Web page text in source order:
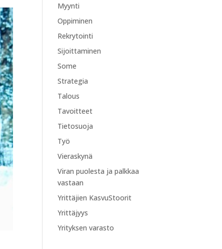
Myynti
Oppiminen
Rekrytointi
Sijoittaminen
Some
Strategia
Talous
Tavoitteet
Tietosuoja
Työ
Vieraskynä
Viran puolesta ja palkkaa
vastaan
Yrittäjien KasvuStoorit
Yrittäjyys
Yrityksen varasto